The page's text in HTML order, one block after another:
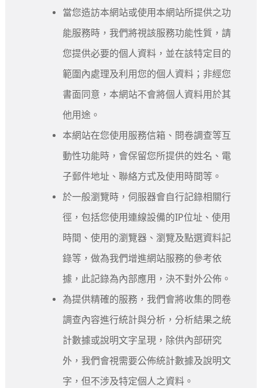
當您造訪本網站或使用本網站所提供之功
能服務時，我們將視該服務功能性質，請
您提供必要的個人資料，並在該特定目的
範圍內處理及利用您的個人資料；非經您
書面同意，本網站不會將個人資料用於其
他用途。
本網站在您使用服務信箱、問卷調查等互
動性功能時，會保留您所提供的姓名、電
子郵件地址、聯絡方式及使用時間等。
於一般瀏覽時，伺服器會自行記錄相關行
徑，包括您使用連線設備的IP位址、使用
時間、使用的瀏覽器、瀏覽及點選資料記
錄等，做為我們增進網站服務的參考依
據，此記錄為內部應用，決不對外公佈。
為提供精確的服務，我們會將收集的問卷
調查內容進行統計與分析，分析結果之統
計數據或說明文字呈現，除供內部研究
外，我們會視需要公佈統計數據及說明文
字，但不涉及特定個人之資料。